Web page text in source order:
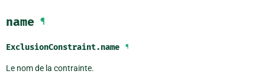
name ¶
ExclusionConstraint.name ¶
Le nom de la contrainte.